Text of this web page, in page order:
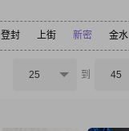
登封 上街 新密 金水
25 到 45